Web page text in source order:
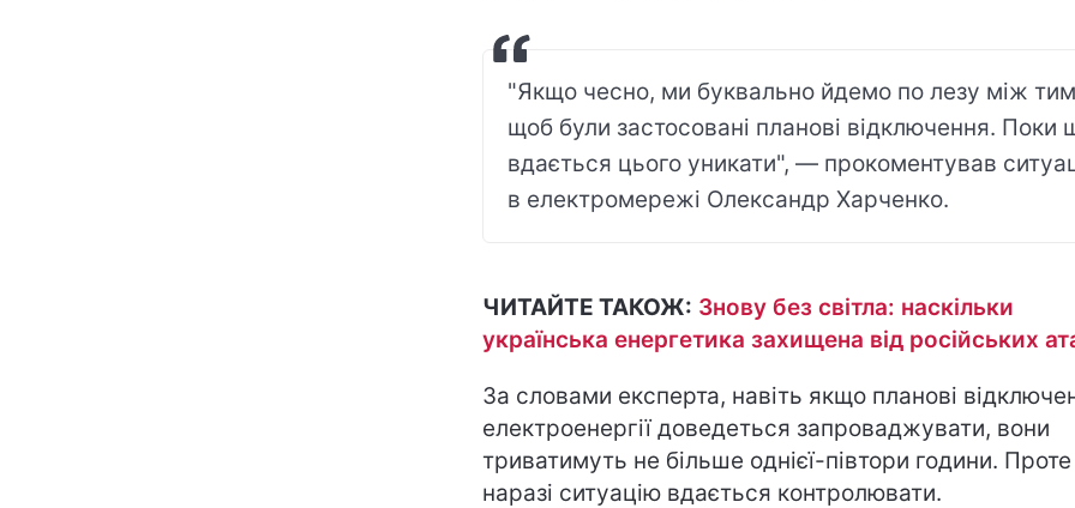
"Якщо чесно, ми буквально йдемо по лезу між
щоб були застосовані планові відключення. Поки
вдається цього уникати", — прокоментував
в електромережі Олександр Харченко.
ЧИТАЙТЕ ТАКОЖ: Знову без світла: наскільки
українська енергетика захищена від російських
За словами експерта, навіть якщо планові
електроенергії доведеться запроваджувати, вони
триватимуть не більше однієї-півтори години. Проте
наразі ситуацію вдається контролювати.